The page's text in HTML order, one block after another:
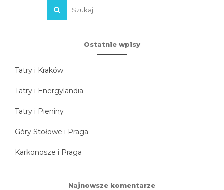
Ostatnie wpisy
Tatry i Kraków
Tatry i Energylandia
Tatry i Pieniny
Góry Stołowe i Praga
Karkonosze i Praga
Najnowsze komentarze